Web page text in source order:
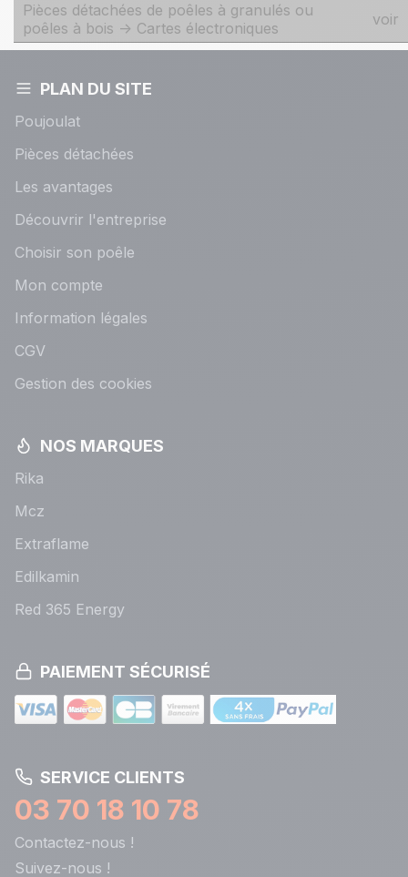
Pièces détachées de poêles à granulés ou
poêles à bois -> Cartes électroniques
voir
PLAN DU SITE
Poujoulat
Pièces détachées
Les avantages
Découvrir l'entreprise
Choisir son poêle
Mon compte
Information légales
CGV
Gestion des cookies
NOS MARQUES
Rika
Mcz
Extraflame
Edilkamin
Red 365 Energy
PAIEMENT SÉCURISÉ
SERVICE CLIENTS
03 70 18 10 78
Contactez-nous !
Suivez-nous !